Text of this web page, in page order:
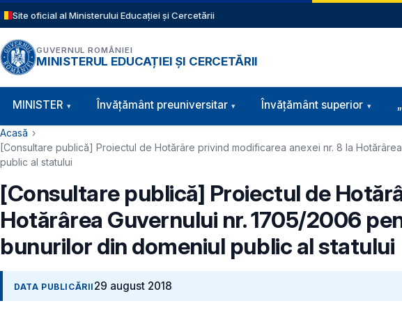
Sari la conținutul principal
Site oficial al Ministerului Educației și Cercetării
GUVERNUL ROMÂNIEI
MINISTERUL EDUCAȚIEI ȘI CERCETĂRII
Navigație principală
MINISTER Învăţământ preuniversitar Învățământ superior
Cale de navigare
Acasă
[Consultare publică] Proiectul de Hotărâre privind modificarea anexei nr. 8 la
public al statului
[Consultare publică] Proiectul de
Hotărârea Guvernului nr. 1705/2006
bunurilor din domeniul public al statului
DATA PUBLICĂRII 29 august 2018